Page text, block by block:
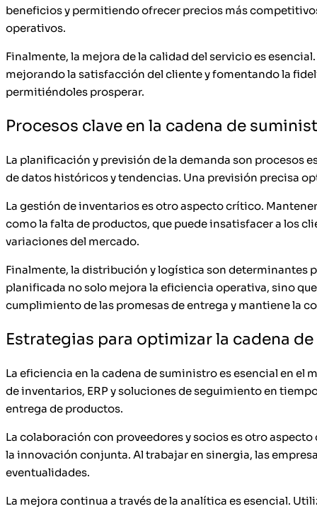
beneficios y permitiendo ofrecer precios más
operativos.
Finalmente, la mejora de la calidad del servicio es
mejorando la satisfacción del cliente y fomentando la
permitiéndoles prosperar.
Procesos clave en la cadena de
La planificación y previsión de la demanda son procesos
de datos históricos y tendencias. Una previsión precisa
La gestión de inventarios es otro aspecto crítico.
como la falta de productos, que puede insatisfacer a los
variaciones del mercado.
Finalmente, la distribución y logística son determinantes
planificada no solo mejora la eficiencia operativa, sino
cumplimiento de las promesas de entrega y mantiene la
Estrategias para optimizar la cadena
La eficiencia en la cadena de suministro es esencial en
de inventarios, ERP y soluciones de seguimiento en
entrega de productos.
La colaboración con proveedores y socios es otro
la innovación conjunta. Al trabajar en sinergia, las
eventualidades.
La mejora continua a través de la analítica es esencial.